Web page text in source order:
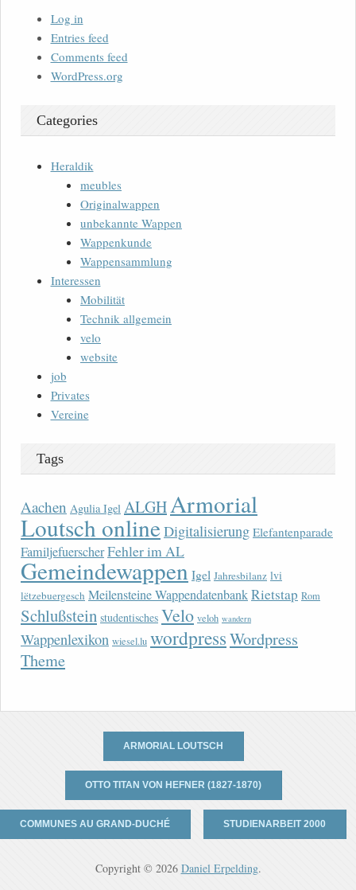
Log in
Entries feed
Comments feed
WordPress.org
Categories
Heraldik
meubles
Originalwappen
unbekannte Wappen
Wappenkunde
Wappensammlung
Interessen
Mobilität
Technik allgemein
velo
website
job
Privates
Vereine
Tags
Aachen Agulia Igel ALGHArmorial
Loutsch onlineDigitalisierung Elefantenparade
FamiljefuerscherFehler im AL
Gemeindewappen Igel Jahresbilanz lvi
lëtzebuergesch Meilensteine WappendatenbankRietstap Rom
Schlußstein studentisches Velo veloh wandern
Wappenlexikon wiesel.lu wordpressWordpress
Theme
ARMORIAL LOUTSCH
OTTO TITAN VON HEFNER (1827-1870)
COMMUNES AU GRAND-DUCHÉ STUDIENARBEIT 2000
Copyright © 2026 Daniel Erpelding.